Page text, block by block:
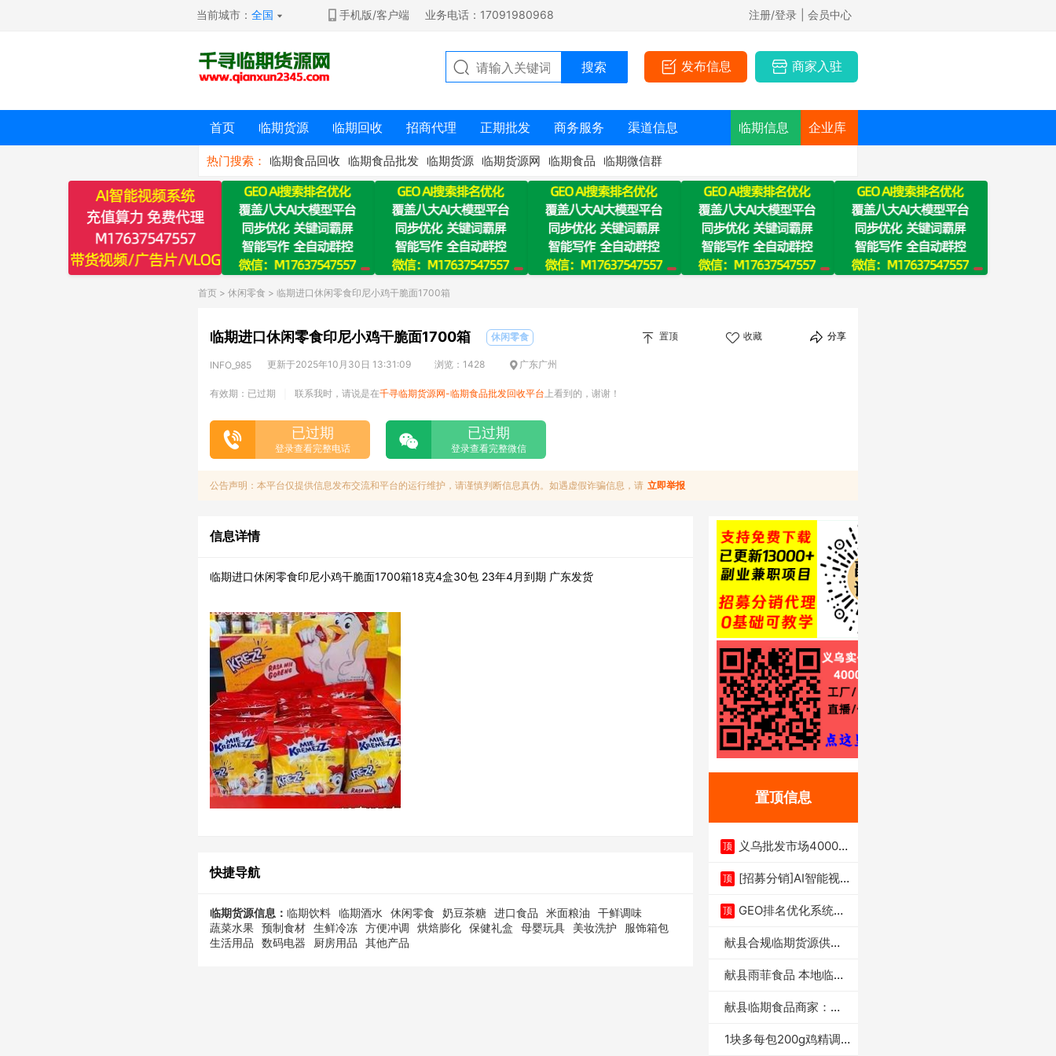
当前城市：全国 手机版/客户端 业务电话：17091980968 注册/登录 | 会员中心
发布信息 商家入驻
首页 临期货源 临期回收 招商代理 正期批发 商务服务 渠道信息 临期信息 企业库
热门搜索： 临期食品回收 临期食品批发 临期货源 临期货源网 临期食品 临期微信群
首页 > 休闲零食 > 临期进口休闲零食印尼小鸡干脆面1700箱
临期进口休闲零食印尼小鸡干脆面1700箱 休闲零食 置顶 收藏 分享
INFO_985 更新于2025年10月30日 13:31:09 浏览：1428 广东广州
有效期：已过期 联系我时，请说是在千寻临期货源网-临期食品批发回收平台 上看到的，谢谢！
已过期
登录查看完整电话
已过期
登录查看完整微信
公告声明：本平台仅提供信息发布交流和平台的运行维护，请谨慎判断信息真伪。如遇虚假诈骗信息，请 立即举报
信息详情
临期进口休闲零食印尼小鸡干脆面1700箱18克4盒30包 23年4月到期 广东发货
快捷导航
临期货源信息： 临期饮料 临期酒水 休闲零食 奶豆茶糖 进口食品 米面粮油
干鲜调味
蔬菜水果 预制食材 生鲜冷冻 方便冲调 烘焙膨化 保健礼盒 母婴玩具 美妆洗护
服饰箱包
生活用品
数码电器 厨房用品 其他产品
置顶信息
顶
义乌批发市场4000多
顶 [招募分销]AI智能视
顶 GEO排名优化系统+A
献县合规临期货源供货
献县雨菲食品 本地临期
献县临期食品商家：献
1块多每包200g鸡精调